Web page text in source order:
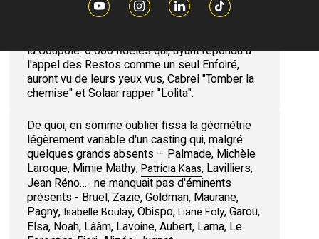
marchés de Provence en îles sous le vent, qui
devaient réserver leur quota de menues
la Coupole. 6 000 fidèles qui, ayant répondu à
l'appel des Restos comme un seul Enfoiré,
auront vu de leurs yeux vus, Cabrel "Tomber la
chemise" et Solaar rapper "Lolita".
De quoi, en somme oublier fissa la géométrie
légèrement variable d'un casting qui, malgré
quelques grands absents – Palmade, Michèle
Laroque, Mimie Mathy,Patricia Kaas, Lavilliers,
Jean Réno…- ne manquait pas d'éminents
présents - Bruel, Zazie, Goldman, Maurane,
Pagny, Isabelle Boulay, Obispo,Liane Foly, Garou,
Elsa, Noah, Lââm, Lavoine, Aubert, Lama, Le